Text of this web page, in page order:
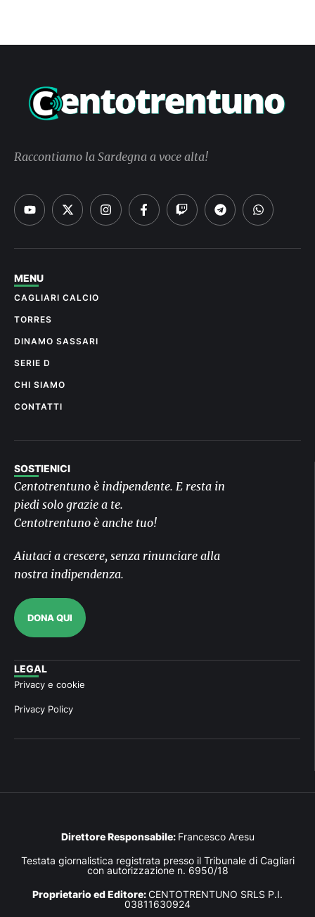
Raccontiamo la Sardegna a voce alta!
MENU
CAGLIARI CALCIO
TORRES
DINAMO SASSARI
SERIE D
CHI SIAMO
CONTATTI
SOSTIENICI
Centotrentuno è indipendente. E resta in
piedi solo grazie a te.
Centotrentuno è anche tuo!
Aiutaci a crescere, senza rinunciare alla
nostra indipendenza.
DONA QUI
LEGAL
Privacy e cookie
Privacy Policy
Direttore Responsabile: Francesco Aresu
Testata giornalistica registrata presso il Tribunale di Cagliari
con autorizzazione n. 6950/18
Proprietario ed Editore:CENTOTRENTUNO SRLS P.I.
03811630924